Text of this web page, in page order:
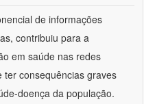
de informações
contribuiu para a
em saúde nas redes
ter consequências graves
doença da população.